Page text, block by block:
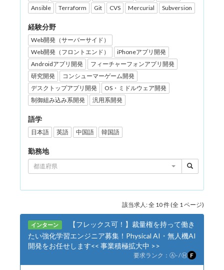
Ansible
Terraform Git CVS Mercurial Subversion
経験分野
Web開発（サーバーサイド）
Web開発（フロントエンド）
iPhoneアプリ開発
Androidアプリ開発
フィーチャーフォンアプリ開発
研究開発
コンシューマーゲーム開発
デスクトップアプリ開発
OS・ミドルウェア開発
制御組み込み系開発
汎用系開発
語学
日本語 英語 中国語 韓国語
勤務地
都道府県
該当求人: 全 10 件 (全 1 ページ)
インターン
【フレックス可！】裁量権を持って働き
たい強化学習エンジニア募集！Physical AI・無人機AI
開発をお任せします<< 事業積極拡大中 >>
要求ランク： Ⓐ- /Ⓗ F